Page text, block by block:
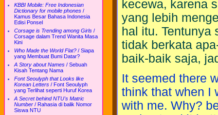
KBBI Mobile: Free Indonesian
Dictionary for mobile phones /
Kamus Besar Bahasa Indonesia
Edisi Ponsel
Corsage is Trending among Girls /
Corsage dalam Trend Wanita Masa
Kini
Who Made the World Flat? / Siapa
yang Membuat Bumi Datar?
A Story about Names / Sebuah
Kisah Tentang Nama
Font Seoulyph that Looks like
Korean Letters / Font Seoulyph
yang Terlihat seperti Huruf Korea
A Secret behind NTU's Matric
Number / Rahasia di balik Nomor
Siswa NTU
kecewa, karena
yang lebih
hal itu. Tentunya
tidak berkata
baik-baik saja,
It seemed there
think that when I
with me. Why?